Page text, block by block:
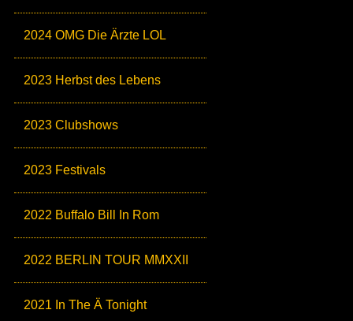
2024 OMG Die Ärzte LOL
2023 Herbst des Lebens
2023 Clubshows
2023 Festivals
2022 Buffalo Bill In Rom
2022 BERLIN TOUR MMXXII
2021 In The Ä Tonight